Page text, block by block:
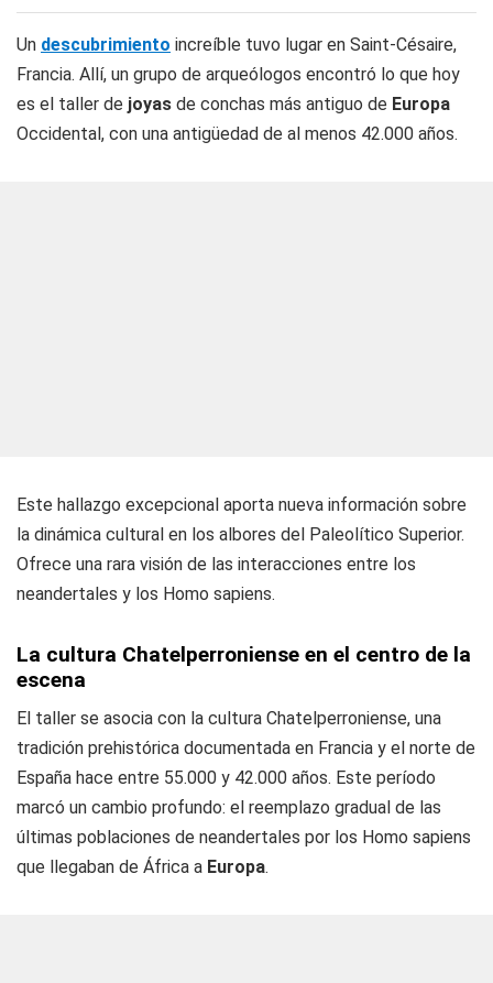
Un descubrimiento increíble tuvo lugar en Saint-Césaire,
Francia. Allí, un grupo de arqueólogos encontró lo que hoy
es el taller de joyas de conchas más antiguo de Europa
Occidental, con una antigüedad de al menos 42.000 años.
Este hallazgo excepcional aporta nueva información sobre
la dinámica cultural en los albores del Paleolítico Superior.
Ofrece una rara visión de las interacciones entre los
neandertales y los Homo sapiens.
La cultura Chatelperroniense en el centro de la
escena
El taller se asocia con la cultura Chatelperroniense, una
tradición prehistórica documentada en Francia y el norte de
España hace entre 55.000 y 42.000 años. Este período
marcó un cambio profundo: el reemplazo gradual de las
últimas poblaciones de neandertales por los Homo sapiens
que llegaban de África a Europa.